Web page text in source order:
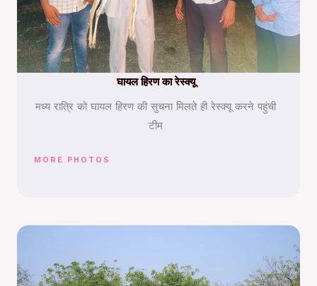
घायल हिरण का रेस्क्यू
मध्य रात्रि को घायल हिरण की सुचना मिलते ही रेस्क्यू करने पहुंची
टीम
MORE PHOTOS